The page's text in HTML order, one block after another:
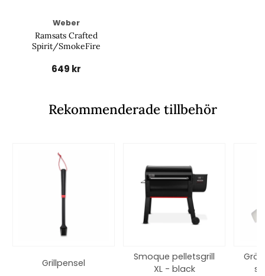
Weber
Ramsats Crafted
Spirit/SmokeFire
649 kr
Rekommenderade tillbehör
Grillpensel
Smoque pelletsgrill
XL - black